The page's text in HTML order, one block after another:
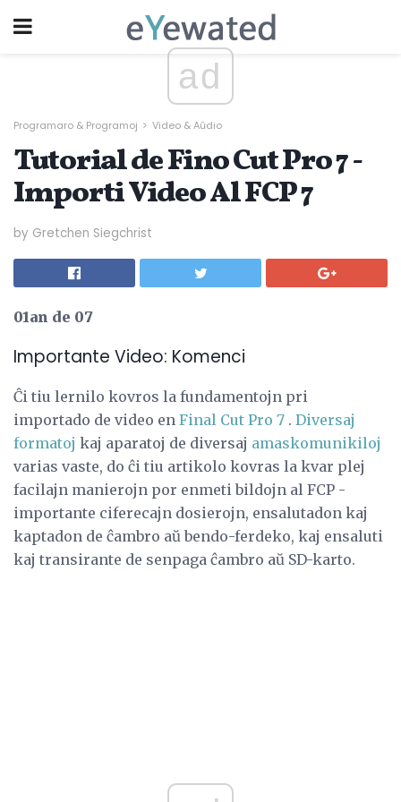
ad
Programaro & Programoj Video & Aŭdio
Tutorial de Fino Cut Pro 7 -
Importi Video Al FCP 7
by Gretchen Siegchrist
01an de 07
Importante Video: Komenci
Ĉi tiu lernilo kovros la fundamentojn pri
importado de video en Final Cut Pro 7 . Diversaj
formatoj kaj aparatoj de diversaj amaskomunikiloj
varias vaste, do ĉi tiu artikolo kovras la kvar plej
facilajn manierojn por enmeti bildojn al FCP -
importante ciferecajn dosierojn, ensalutadon kaj
kaptadon de ĉambro aŭ bendo-ferdeko, kaj ensaluti
kaj transirante de senpaga ĉambro aŭ SD-karto.